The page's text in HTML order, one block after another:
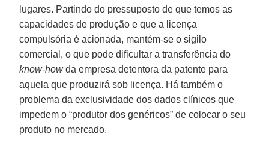
lugares. Partindo do pressuposto de que temos as
capacidades de produção e que a licença
compulsória é acionada, mantém-se o sigilo
comercial, o que pode dificultar a transferência do
know-howda empresa detentora da patente para
aquela que produzirá sob licença. Há também o
problema da exclusividade dos dados clínicos que
impedem o “produtor dos genéricos” de colocar o seu
produto no mercado.